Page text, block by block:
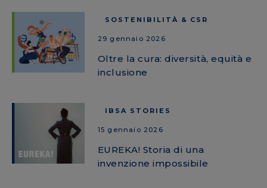
SOSTENIBILITÀ & CSR
29 gennaio 2026
Oltre la cura: diversità, equità e
inclusione
IBSA STORIES
15 gennaio 2026
EUREKA! Storia di una
invenzione impossibile